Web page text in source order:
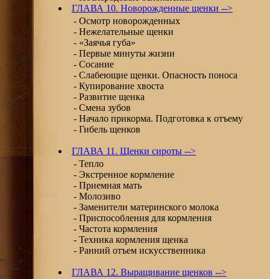
ГЛАВА 10. Новорожденные щенки -->
- Осмотр новорожденных
- Нежелательные щенки
- «Заячья губа»
- Первые минуты жизни
- Сосание
- Слабеющие щенки. Опасность поноса
- Купирование хвоста
- Развитие щенка
- Смена зубов
- Начало прикорма. Подготовка к отъему
- Гибель щенков
ГЛАВА 11. Щенки сироты -->
- Тепло
- Экстренное кормление
- Приемная мать
- Молозиво
- Заменители материнского молока
- Приспособления для кормления
- Частота кормления
- Техника кормления щенка
- Ранний отъем искусственника
ГЛАВА 12. Выращивание щенков -->